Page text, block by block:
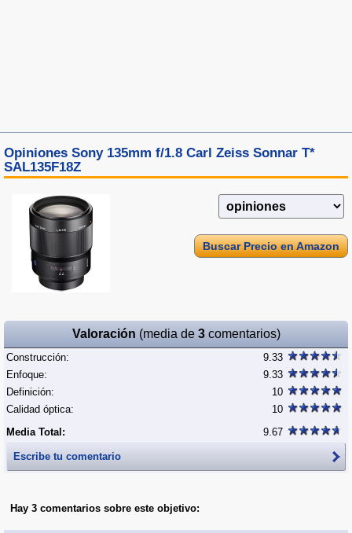
Opiniones Sony 135mm f/1.8 Carl Zeiss Sonnar T*
SAL135F18Z
Buscar Precio en Amazon
Valoración (media de 3comentarios)
Construcción:
9.33
Enfoque:
9.33
Definición:
10
Calidad óptica:
10
Media Total:
9.67
Escribe tu comentario
Hay 3 comentarios sobre este objetivo: